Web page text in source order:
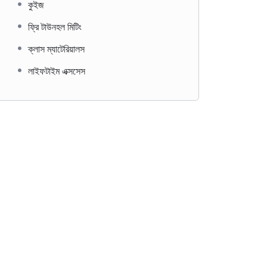
কুইজ
ফ্রি টাউনহল মিটিং
ক্লাস ম্যাটেরিয়ালস
লাইফটাইম এক্সসেস